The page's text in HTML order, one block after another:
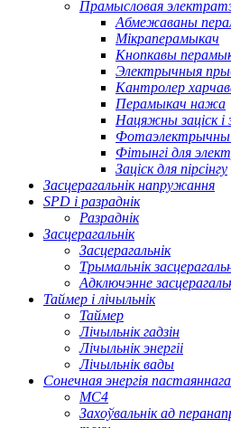
Прамысловая
Абмежаваны
Мікраперамыкач
Кнопкавы
Электрычныя
Кантролер
Перамыкач нажа
Нацяжны заціск і
Фотаэлектрычны
Фітынгі для
Заціск для пірсінгу
Засцерагальнік напружання
SPD і разраднік
Разраднік
Засцерагальнік
Засцерагальнік
Трымальнік
Адключэнне
Таймер і лічыльнік
Таймер
Лічыльнік гадзін
Лічыльнік энергіі
Лічыльнік вады
Сонечная энергія
МС4
Захоўвальнік ад